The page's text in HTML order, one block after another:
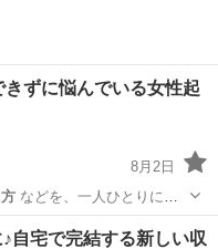
ずに悩んでいる女性起
8月2日
などを、一人ひとりに合
自宅で完結する新しい収